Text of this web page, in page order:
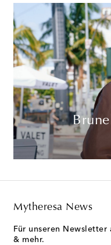
Mytheresa News
Für unseren Newsletter
& mehr.